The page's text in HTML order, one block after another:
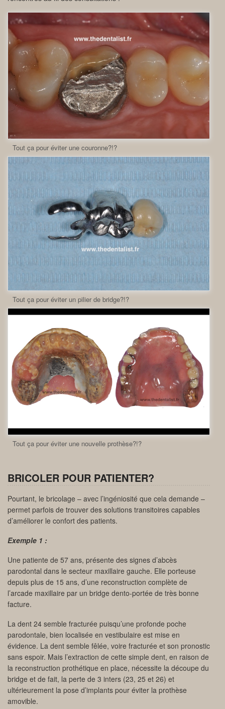
Tout ça pour éviter une couronne?!?
Tout ça pour éviter un pilier de bridge?!?
Tout ça pour éviter une nouvelle prothèse?!?
BRICOLER POUR PATIENTER?
Pourtant, le bricolage – avec l’ingéniosité que cela demande –
permet parfois de trouver des solutions transitoires capables
d’améliorer le confort des patients.
Exemple 1 :
Une patiente de 57 ans, présente des signes d’abcès
parodontal dans le secteur maxillaire gauche. Elle porteuse
depuis plus de 15 ans, d’une reconstruction complète de
l’arcade maxillaire par un bridge dento-portée de très bonne
facture.
La dent 24 semble fracturée puisqu’une profonde poche
parodontale, bien localisée en vestibulaire est mise en
évidence. La dent semble fêlée, voire fracturée et son pronostic
sans espoir. Mais l’extraction de cette simple dent, en raison de
la reconstruction prothétique en place, nécessite la découpe du
bridge et de fait, la perte de 3 inters (23, 25 et 26) et
ultérieurement la pose d’implants pour éviter la prothèse
amovible.